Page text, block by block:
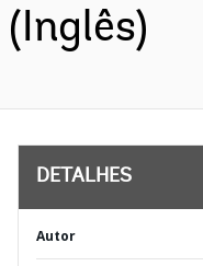
(Inglês)
DETALHES
Autor